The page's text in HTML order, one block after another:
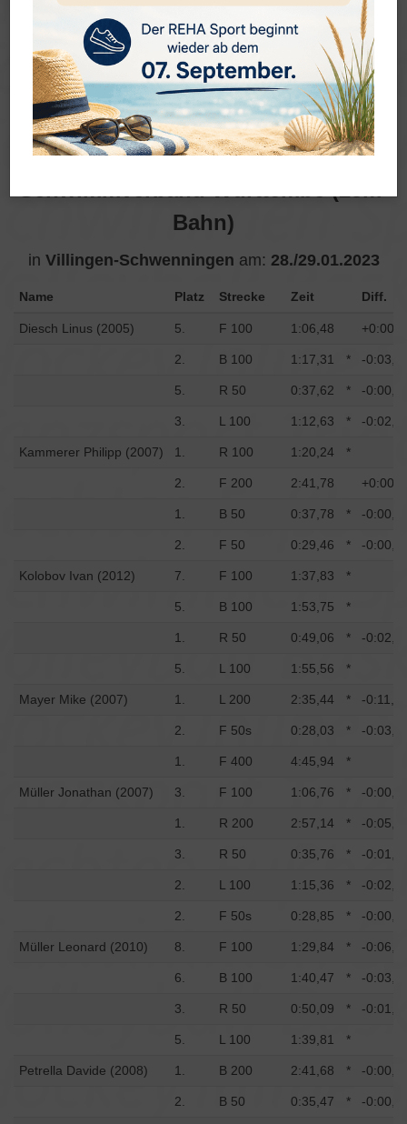
Ergebnisse
Bezirkscup des Bezirks
Südwürttemberg im
Bahn)
in Villingen-Schwenningen am: 28./29.01.2023
Name Platz Strecke Zeit Diff.
Diesch Linus (2005) 5. F 100 1:06,48
2. B 100 1:17,31 * -
5. R 50 0:37,62 * -
3. L 100 1:12,63 * -
Kammerer Philipp (2007) 1. R 100 1:20,24 *
2. F 200 2:41,78
1. B 50 0:37,78 * -
2. F 50 0:29,46 * -
Kolobov Ivan (2012) 7. F 100 1:37,83 *
5. B 100 1:53,75 *
1. R 50 0:49,06 * -
5. L 100 1:55,56 *
Mayer Mike (2007) 1. L 200 2:35,44 * -
2. F 50s 0:28,03 * -
1. F 400 4:45,94 *
Müller Jonathan (2007) 3. F 100 1:06,76 * -
1. R 200 2:57,14 * -
3. R 50 0:35,76 * -
2. L 100 1:15,36 * -
2. F 50s 0:28,85 * -
Müller Leonard (2010) 8. F 100 1:29,84 * -
6. B 100 1:40,47 * -
3. R 50 0:50,09 * -
5. L 100 1:39,81 *
Petrella Davide (2008) 1. B 200 2:41,68 * -
2. B 50 0:35,47 * -